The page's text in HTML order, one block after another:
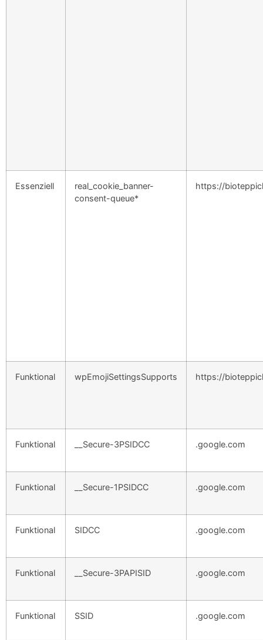
Essenziell
real_cookie_banner-
consent-queue*
https://
Funktional wpEmojiSettingsSupports https://
Funktional __Secure-3PSIDCC .google.com
Funktional __Secure-1PSIDCC .google.com
Funktional SIDCC .google.com
Funktional __Secure-3PAPISID .google.com
Funktional SSID .google.com